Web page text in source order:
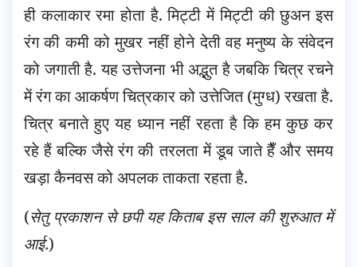
ही कलाकार रमा होता है. मिट्टी में मिट्टी की छुअन इस
रंग की कमी को मुखर नहीं होने देती वह मनुष्य के संवेदन
को जगाती है. यह उत्तेजना भी अद्भुत है जबकि चित्र रचने
में रंग का आकर्षण चित्रकार को उत्तेजित (मुग्ध) रखता है.
चित्र बनाते हुए यह ध्यान नहीं रहता है कि हम कुछ कर
रहे हैं बल्कि जैसे रंग की तरलता में डूब जाते हैँ और समय
खड़ा कैनवस को अपलक ताकता रहता है.
(सेतु प्रकाशन से छपी यह किताब इस साल की शुरुआत में
आई.)